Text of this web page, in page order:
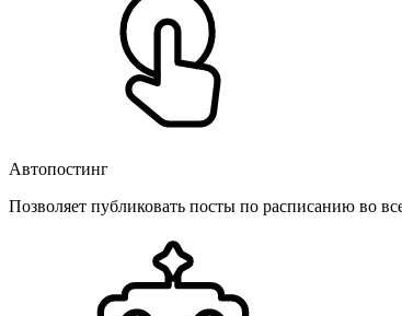
Автопостинг
Позволяет публиковать посты по расписанию во